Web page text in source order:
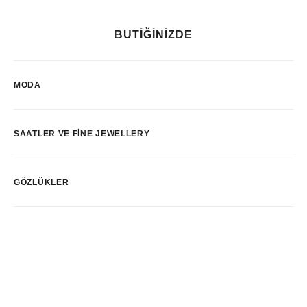
BUTİĞİNİZDE
MODA
SAATLER VE FINE JEWELLERY
GÖZLÜKLER